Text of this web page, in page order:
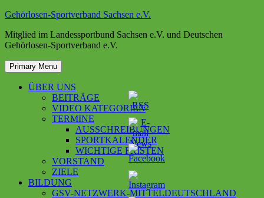
Skip
content
Gehörlosen-Sportverband Sachsen e.V.
Mitglied im Landessportbund Sachsen e.V. und Deutschen
Gehörlosen-Sportverband e.V.
Primary Menu
ÜBER UNS
BEITRÄGE
VIDEO KATEGORIEN
TERMINE
AUSSCHREIBUNGEN
SPORTKALENDER
WICHTIGE FRISTEN
VORSTAND
ZIELE
BILDUNG
GSV-NETZWERK-MITTELDEUTSCHLAND